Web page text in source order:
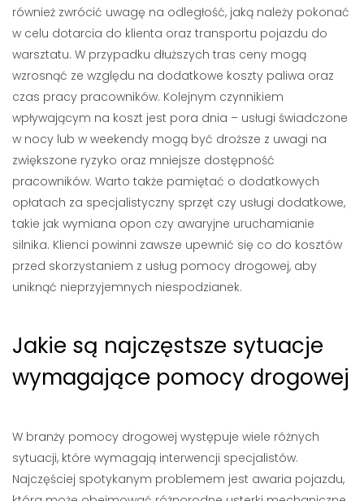
również zwrócić uwagę na odległość, jaką należy pokonać
w celu dotarcia do klienta oraz transportu pojazdu do
warsztatu. W przypadku dłuższych tras ceny mogą
wzrosnąć ze względu na dodatkowe koszty paliwa oraz
czas pracy pracowników. Kolejnym czynnikiem
wpływającym na koszt jest pora dnia – usługi świadczone
w nocy lub w weekendy mogą być droższe z uwagi na
zwiększone ryzyko oraz mniejsze dostępność
pracowników. Warto także pamiętać o dodatkowych
opłatach za specjalistyczny sprzęt czy usługi dodatkowe,
takie jak wymiana opon czy awaryjne uruchamianie
silnika. Klienci powinni zawsze upewnić się co do kosztów
przed skorzystaniem z usług pomocy drogowej, aby
uniknąć nieprzyjemnych niespodzianek.
Jakie są najczęstsze sytuacje
wymagające pomocy drogowej
W branży pomocy drogowej występuje wiele różnych
sytuacji, które wymagają interwencji specjalistów.
Najczęściej spotykanym problemem jest awaria pojazdu,